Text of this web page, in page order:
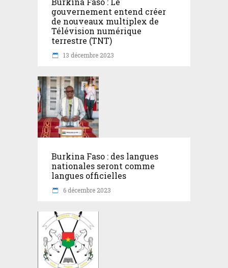
gouvernement entend créer
de nouveaux multiplex de
Télévision numérique
terrestre (TNT)
13 décembre 2023
Burkina Faso : des langues
nationales seront comme
langues officielles
6 décembre 2023